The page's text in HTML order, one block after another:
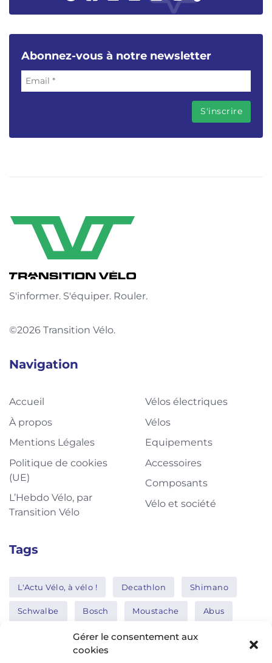
Gérer le consentement aux
cookies
Abonnez-vous à notre newsletter
S'informer. S'équiper. Rouler.
©2026 Transition Vélo.
Navigation
Accueil
À propos
Mentions Légales
Politique de cookies
(UE)
L’Hebdo Vélo, par
Transition Vélo
Vélos électriques
Vélos
Equipements
Accessoires
Composants
Vélo et société
Tags
L'Actu Vélo, à vélo ! Decathlon Shimano
Schwalbe Bosch Moustache Abus
Thule Nakamura